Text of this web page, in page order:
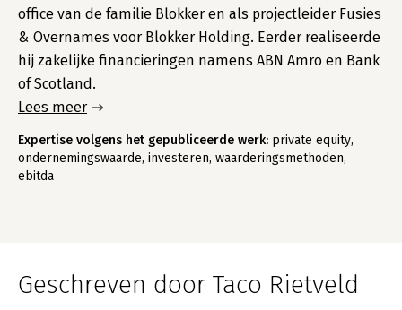
office van de familie Blokker en als projectleider Fusies
& Overnames voor Blokker Holding. Eerder realiseerde
hij zakelijke financieringen namens ABN Amro en Bank
of Scotland.
Lees meer
Expertise volgens het gepubliceerde werk: private equity,
ondernemingswaarde, investeren, waarderingsmethoden,
ebitda
Geschreven door Taco Rietveld